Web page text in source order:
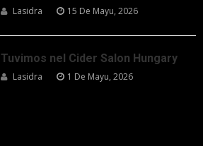
Lasidra 15 De Mayu, 2026
Tuvimos nel Cider Salon Hungary
Lasidra 1 De Mayu, 2026